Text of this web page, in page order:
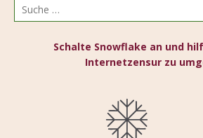
Schalte Snowflake an und
Internetzensur zu